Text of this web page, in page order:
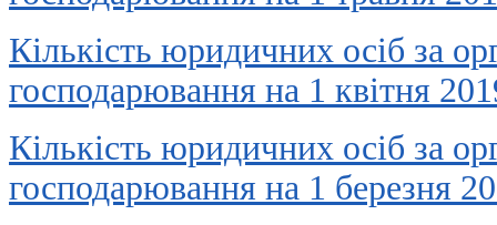
Кількість юридичних осіб за
господарювання на 1 квітня
Кількість юридичних осіб за
господарювання на 1 березня